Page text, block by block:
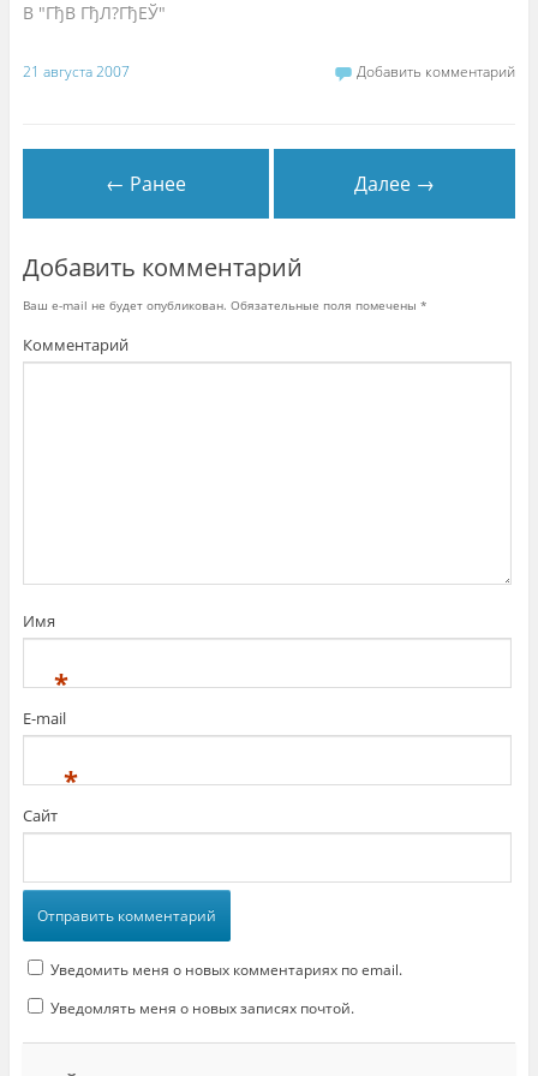
о
в
о
к
В "ГђВ ГђЛ?ГђЕЎ"
21 августа 2007 Добавить комментарий
← Ранее Далее →
Добавить комментарий
Ваш e-mail не будет опубликован. Обязательные поля помечены *
Комментарий
Имя
*
E-mail
*
Сайт
Уведомить меня о новых комментариях по email.
Уведомлять меня о новых записях почтой.